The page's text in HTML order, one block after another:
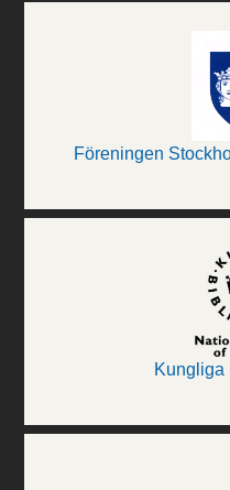
Föreningen
Kungliga